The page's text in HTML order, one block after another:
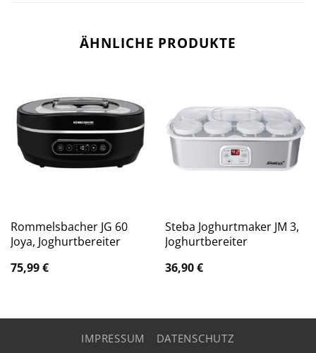
ÄHNLICHE PRODUKTE
Rommelsbacher JG 60
Joya, Joghurtbereiter
75,99€
Steba Joghurtmaker JM 3,
Joghurtbereiter
36,90€
IMPRESSUM DATENSCHUTZ